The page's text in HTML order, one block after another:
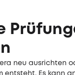
neu ausrichten
entsteht. Es kann